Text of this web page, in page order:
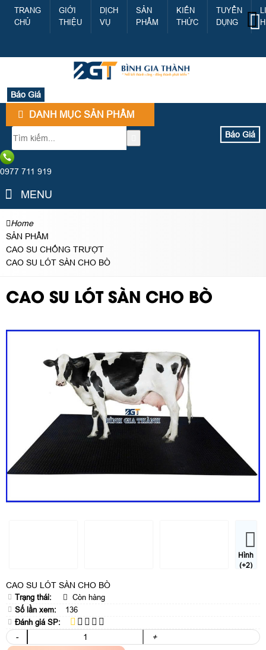
TRANG
CHỦ
GIỚI
THIỆU
DỊCH
VỤ
SẢN
PHẨM
KIẾN
THỨC
TUYỂN
DỤNG
Báo Giá
DANH MỤC SẢN PHẨM
Báo Giá
0977 711 919
MENU
Home
SẢN PHẨM
CAO SU CHỐNG TRƯỢT
CAO SU LÓT SÀN CHO BÒ
CAO SU LÓT SÀN CHO BÒ
Hình
(+2)
CAO SU LÓT SÀN CHO BÒ
Trạng thái:
Còn hàng
Số lần xem:
136
Đánh giá SP:
-
+